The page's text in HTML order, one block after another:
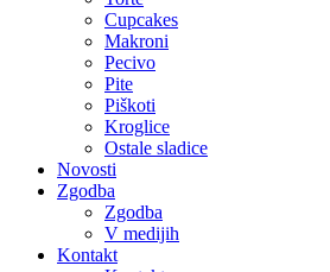
Cupcakes
Makroni
Pecivo
Pite
Piškoti
Kroglice
Ostale sladice
Novosti
Zgodba
Zgodba
V medijih
Kontakt